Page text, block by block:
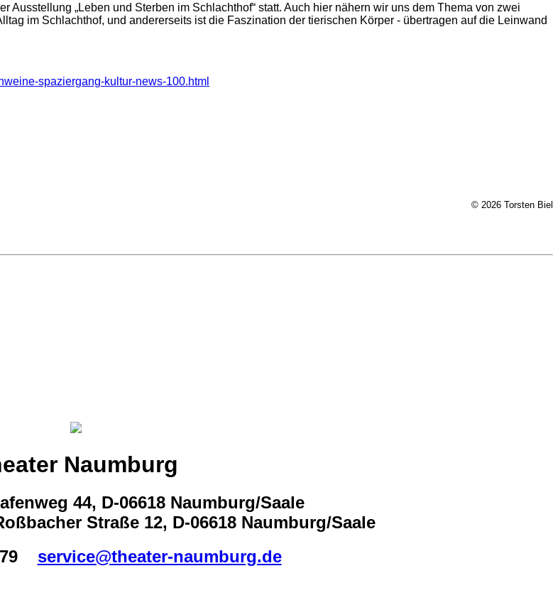
„Leben und Sterben im Schlachthof“ statt. Auch hier nähern wir uns dem Thema von zwei
im Schlachthof, und andererseits ist die Faszination der tierischen Körper - übertragen auf die Leinwand
spaziergang-kultur-news-100.html
© 2026 Torsten Biel
Naumburg
44, D-06618 Naumburg/Saale
Straße 12, D-06618 Naumburg/Saale
service@theater-naumburg.de